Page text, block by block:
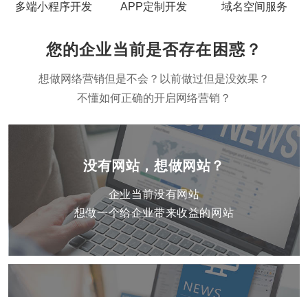
多端小程序开发 APP定制开发 域名空间服务
您的企业当前是否存在困惑？
想做网络营销但是不会？以前做过但是没效果？
不懂如何正确的开启网络营销？
没有网站，想做网站？
企业当前没有网站
想做一个给企业带来收益的网站